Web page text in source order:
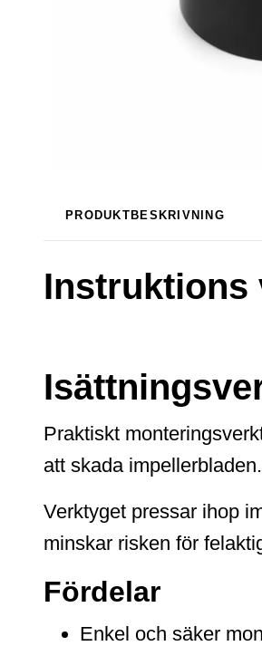
PRODUKTBESKRIVNING
Instruktions
Praktiskt
att skada impellerbladen.
Verktyget pressar ihop
minskar risken för
Fördelar
Enkel och säker